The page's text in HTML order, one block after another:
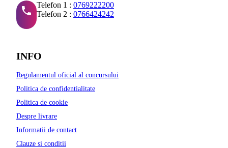
Telefon 1 : 0769222200
Telefon 2 : 0766424242
INFO
Regulamentul oficial al concursului
Politica de confidentialitate
Politica de cookie
Despre livrare
Informatii de contact
Clauze si conditii